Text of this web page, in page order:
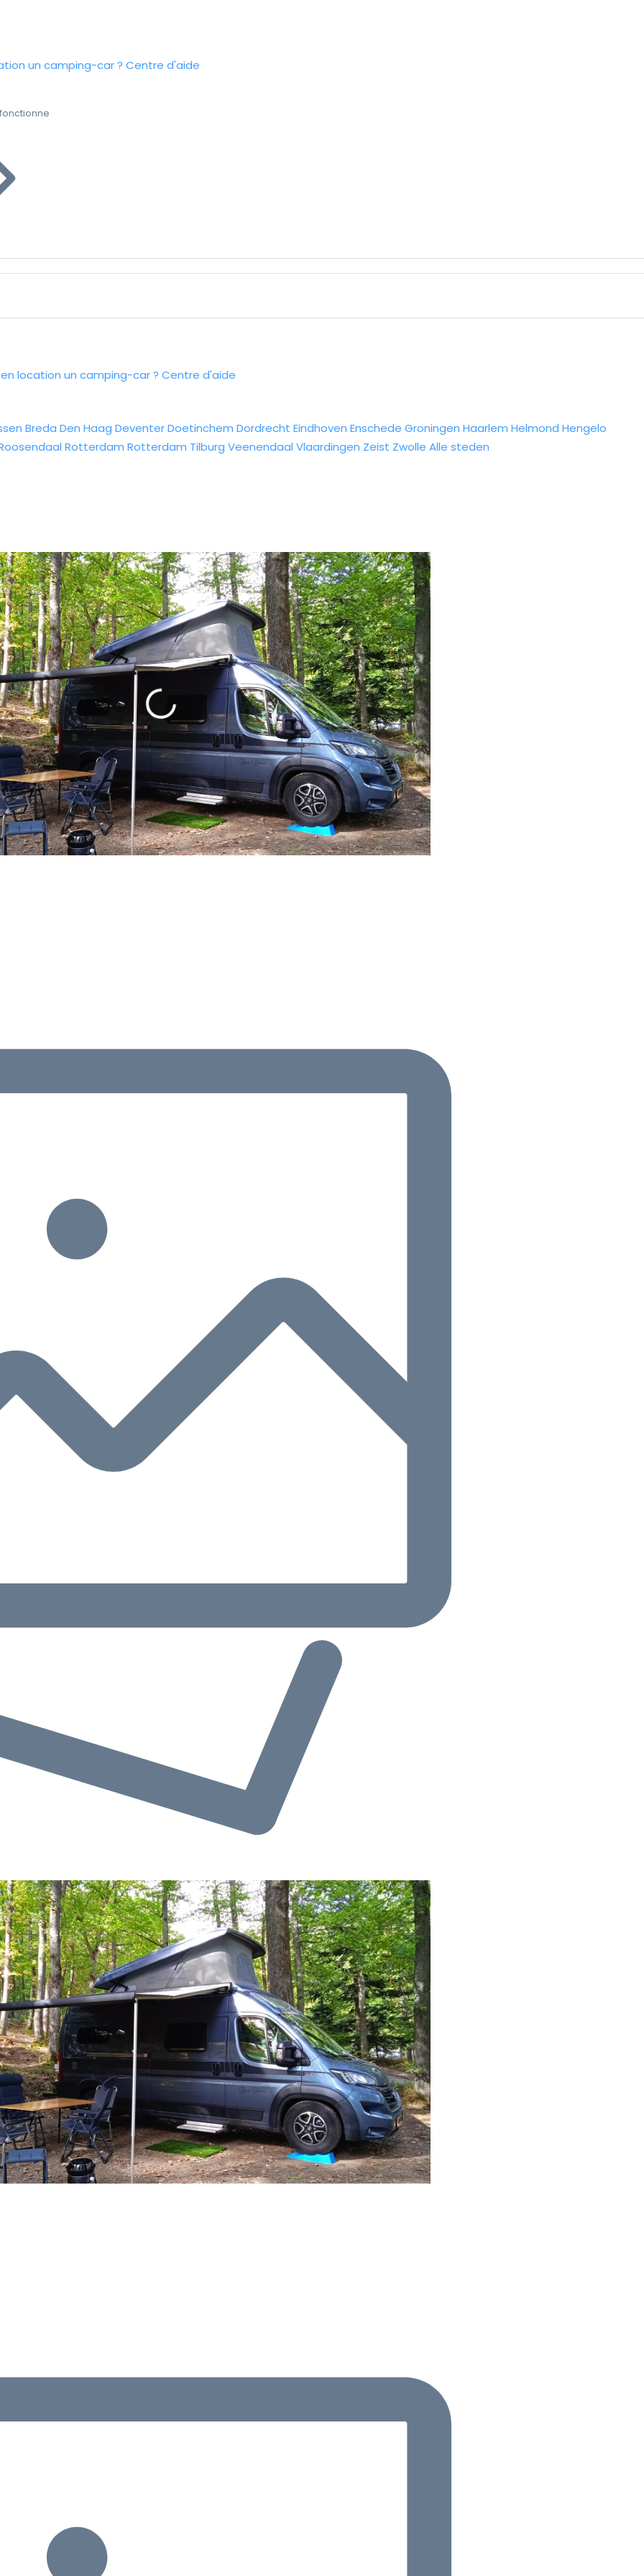
un camping-car ? Centre d'aide
location un camping-car ? Centre d'aide
Breda Den Haag DeventerDoetinchem Dordrecht Eindhoven Enschede Groningen Haarlem Helmond Hengelo
Rotterdam Rotterdam Tilburg Veenendaal Vlaardingen Zeist Zwolle Alle steden